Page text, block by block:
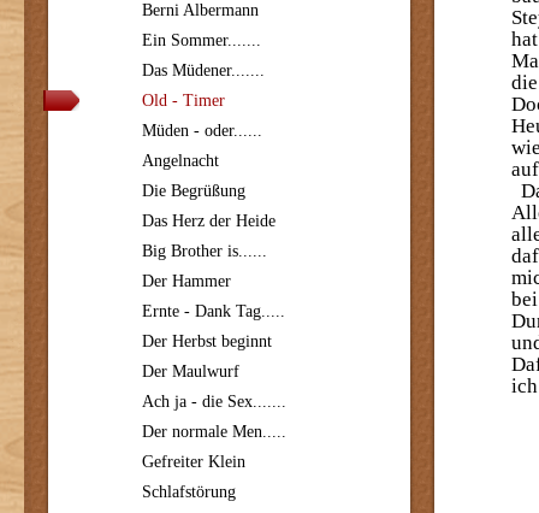
Berni Albermann
Ein Sommer.......
Das Müdener.......
Old - Timer
Müden - oder......
Angelnacht
Die Begrüßung
Das Herz der Heide
Big Brother is......
Der Hammer
Ernte - Dank Tag.....
Der Herbst beginnt
Der Maulwurf
Ach ja - die Sex.......
Der normale Men.....
Gefreiter Klein
Schlafstörung